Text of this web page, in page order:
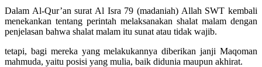
Dalam Al-Qur’an surat Al Isra 79 (madaniah) Allah SWT kembali
menekankan tentang perintah melaksanakan shalat malam dengan
penjelasan bahwa shalat malam itu sunat atau tidak wajib.
tetapi, bagi mereka yang melakukannya diberikan janji Maqoman
mahmuda, yaitu posisi yang mulia, baik didunia maupun akhirat.